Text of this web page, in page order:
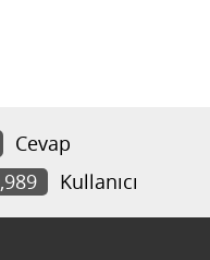
Cevap
Kullanıcı